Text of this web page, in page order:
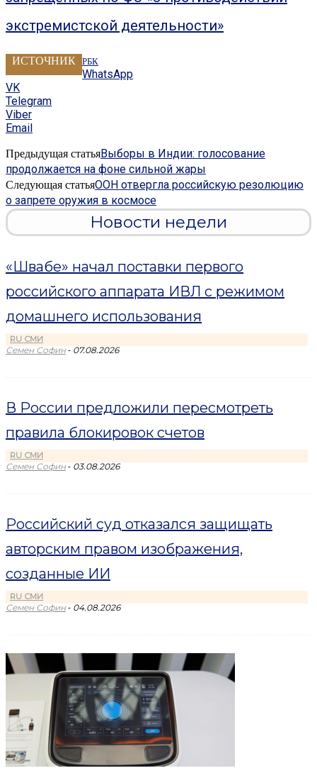
экстремистской деятельности»
ИСТОЧНИК РБК
WhatsApp
VK
Telegram
Viber
Email
Предыдущая статьяВыборы в Индии: голосование
продолжается на фоне сильной жары
Следующая статьяООН отвергла российскую резолюцию
о запрете оружия в космосе
Новости недели
«Швабе» начал поставки первого
российского аппарата ИВЛ с режимом
домашнего использования
RU СМИ
Семен Софин - 07.08.2026
В России предложили пересмотреть
правила блокировок счетов
RU СМИ
Семен Софин - 03.08.2026
Российский суд отказался защищать
авторским правом изображения,
созданные ИИ
RU СМИ
Семен Софин - 04.08.2026